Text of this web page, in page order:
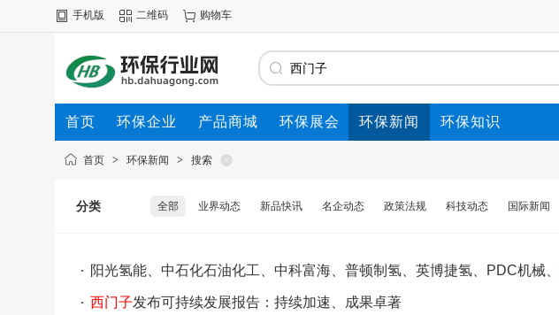
手机版 二维码 购物车
首页 环保企业 产品商城 环保展会 环保新闻 环保知识
首页 > 环保新闻 > 搜索
分类 全部 业界动态 新品快讯 名企动态 政策法规 科技动态 国际新闻
阳光氢能、中石化石油化工、中科富海、普顿制氢、英博捷氢、PDC机械、
能、、、邀您共聚HHH氢能大会
西门子发布可持续发展报告：持续加速、成果卓著